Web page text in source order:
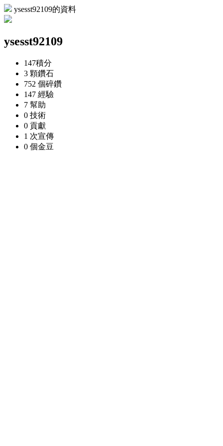
ysesst92109的資料
ysesst92109
147積分
3 顆鑽石
752 個碎鑽
147 經驗
7 幫助
0 技術
0 貢獻
1 次宣傳
0 個金豆